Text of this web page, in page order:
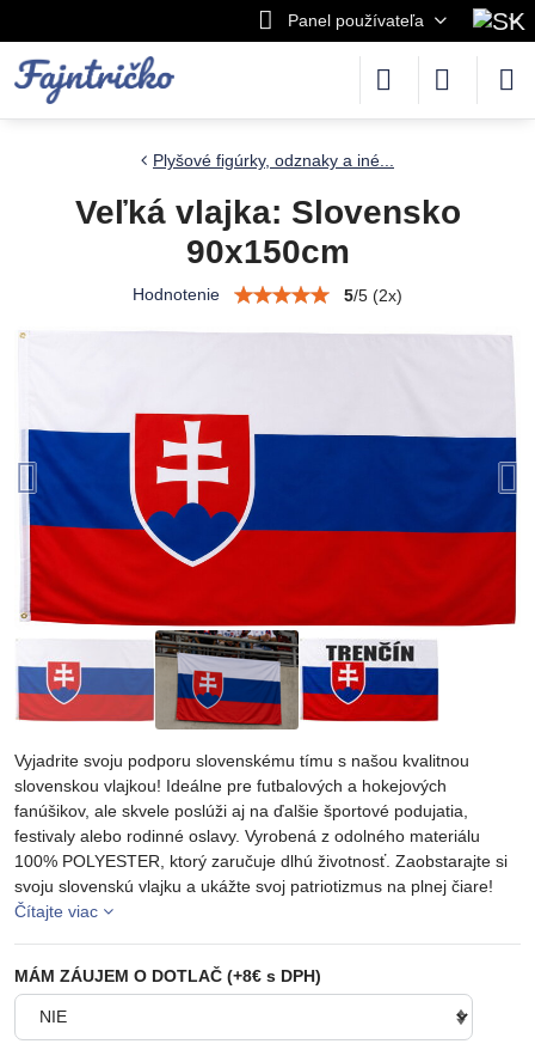
Panel používateľa
Plyšové figúrky, odznaky a iné...
Veľká vlajka: Slovensko
90x150cm
Hodnotenie 5/5 (2x)
Vyjadrite svoju podporu slovenskému tímu s našou kvalitnou
slovenskou vlajkou! Ideálne pre futbalových a hokejových
fanúšikov, ale skvele poslúži aj na ďalšie športové podujatia,
festivaly alebo rodinné oslavy. Vyrobená z odolného materiálu
100% POLYESTER, ktorý zaručuje dlhú životnosť. Zaobstarajte si
svoju slovenskú vlajku a ukážte svoj patriotizmus na plnej čiare!
Čítajte viac
MÁM ZÁUJEM O DOTLAČ (+8€ s DPH)